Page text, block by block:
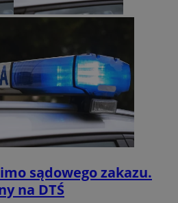
sądowego zakazu.
na DTŚ